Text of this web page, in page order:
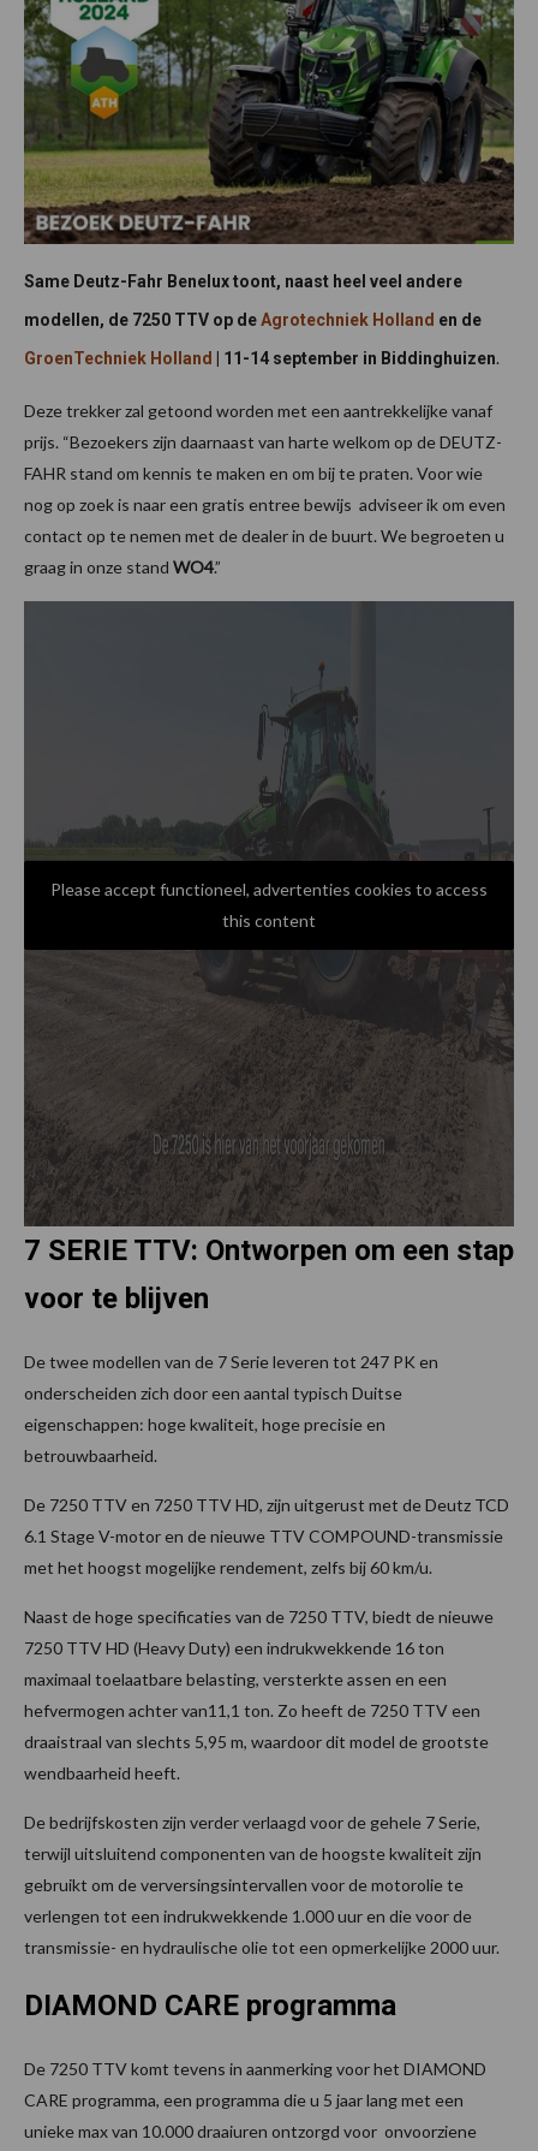
Same Deutz-Fahr Benelux toont, naast heel veel andere
modellen, de 7250 TTV op deAgrotechniek Holland en de
GroenTechniek Holland
| 11-14 september in Biddinghuizen.
Deze trekker zal getoond worden met een aantrekkelijke vanaf
prijs. “Bezoekers zijn daarnaast van harte welkom op de DEUTZ-
FAHR stand om kennis te maken en om bij te praten. Voor wie
nog op zoek is naar een gratis entree bewijs adviseer ik om even
contact op te nemen met de dealer in de buurt. We begroeten u
graag in onze stand WO4.”
Please accept functioneel, advertenties cookies to access
this content
7 SERIE TTV: Ontworpen om een stap
voor te blijven
De twee modellen van de 7 Serie leveren tot 247 PK en
onderscheiden zich door een aantal typisch Duitse
eigenschappen: hoge kwaliteit, hoge precisie en
betrouwbaarheid.
De 7250 TTV en 7250 TTV HD, zijn uitgerust met de Deutz TCD
6.1 Stage V-motor en de nieuwe TTV COMPOUND-transmissie
met het hoogst mogelijke rendement, zelfs bij 60 km/u.
Naast de hoge specificaties van de 7250 TTV, biedt de nieuwe
7250 TTV HD (Heavy Duty) een indrukwekkende 16 ton
maximaal toelaatbare belasting, versterkte assen en een
hefvermogen achter van11,1 ton. Zo heeft de 7250 TTV een
draaistraal van slechts 5,95 m, waardoor dit model de grootste
wendbaarheid heeft.
De bedrijfskosten zijn verder verlaagd voor de gehele 7 Serie,
terwijl uitsluitend componenten van de hoogste kwaliteit zijn
gebruikt om de verversingsintervallen voor de motorolie te
verlengen tot een indrukwekkende 1.000 uur en die voor de
transmissie- en hydraulische olie tot een opmerkelijke 2000 uur.
DIAMOND CARE programma
De 7250 TTV komt tevens in aanmerking voor het DIAMOND
CARE programma, een programma die u 5 jaar lang met een
unieke max van 10.000 draaiuren ontzorgd voor onvoorziene